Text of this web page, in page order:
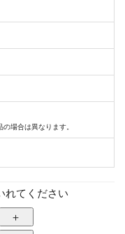
場合は異なります。
れてください